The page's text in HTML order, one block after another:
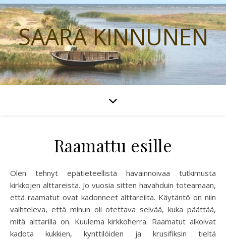
SAARA KINNUNEN
Raamattu esille
Olen tehnyt epätieteellistä havainnoivaa tutkimusta
kirkkojen alttareista. Jo vuosia sitten havahduin toteamaan,
että raamatut ovat kadonneet alttareilta. Käytäntö on niin
vaihteleva, että minun oli otettava selvää, kuka päättää,
mitä alttarilla on. Kuulema kirkkoherra. Raamatut alkoivat
kadota kukkien, kynttilöiden ja krusifiksin tieltä